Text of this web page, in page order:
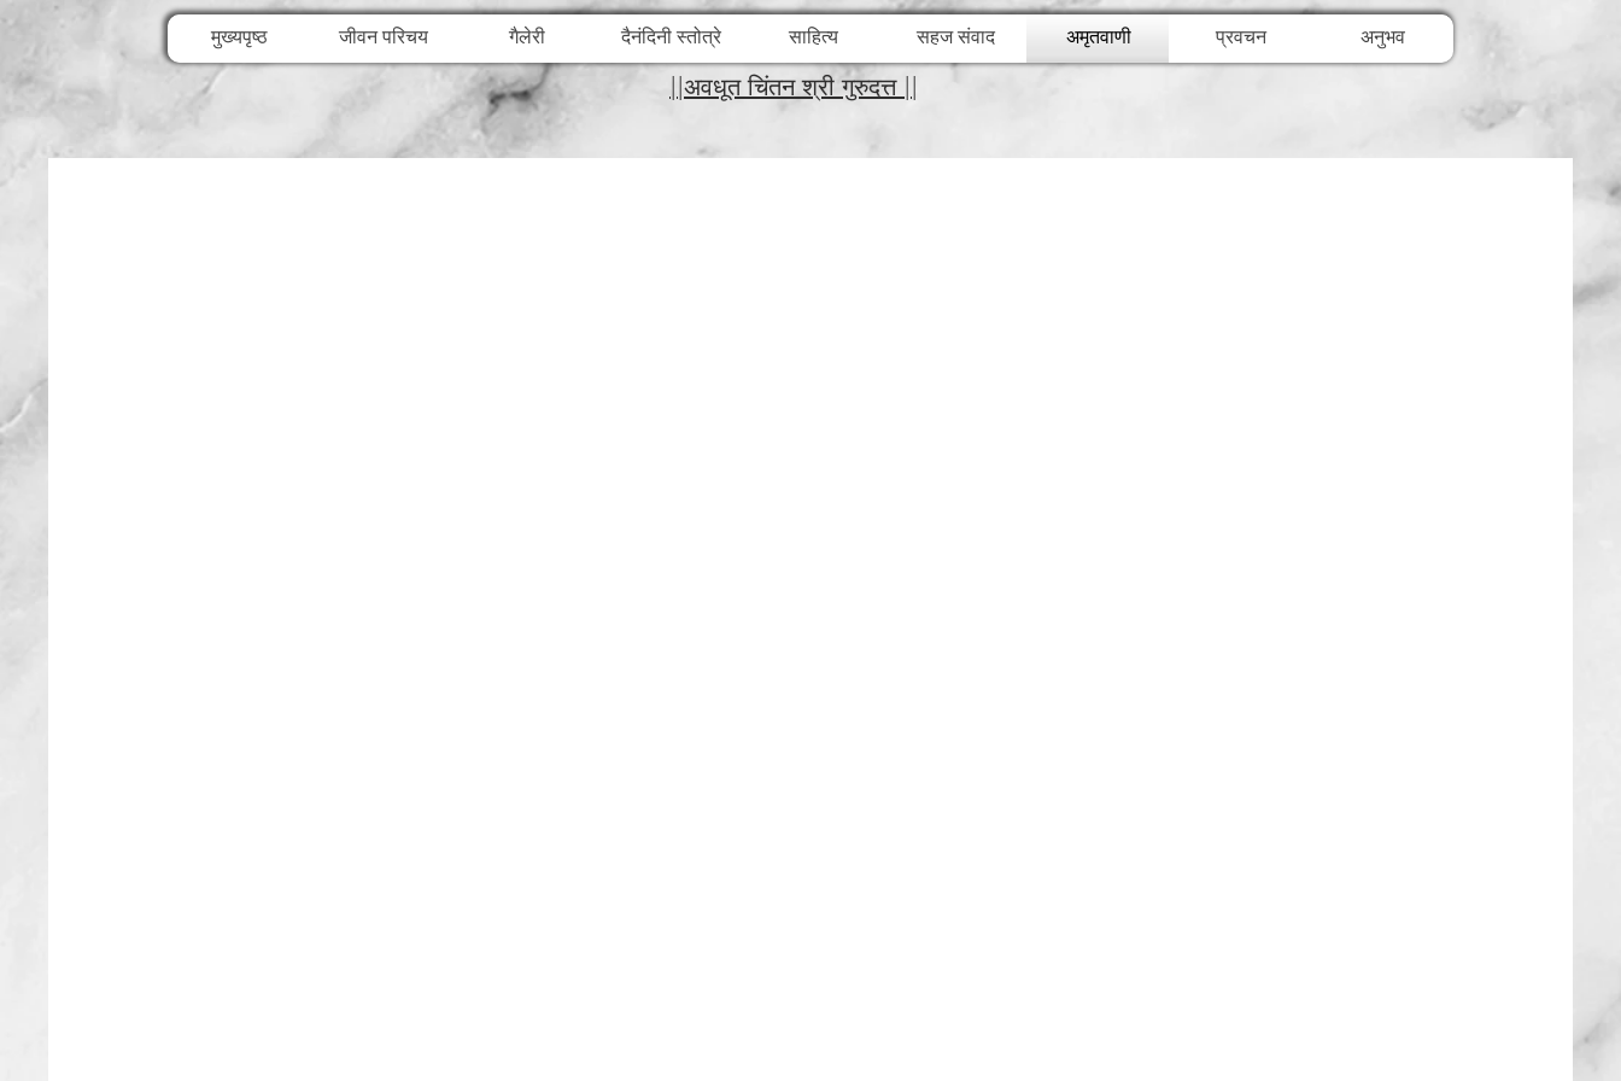
मुख्यपृष्ठ जीवन परिचय गैलेरी दैनंदिनी स्तोत्रे साहित्य सहज संवाद अमृतवाणी प्रवचन अनुभव
||अवधूत चिंतन श्री गुरुदत्त ||